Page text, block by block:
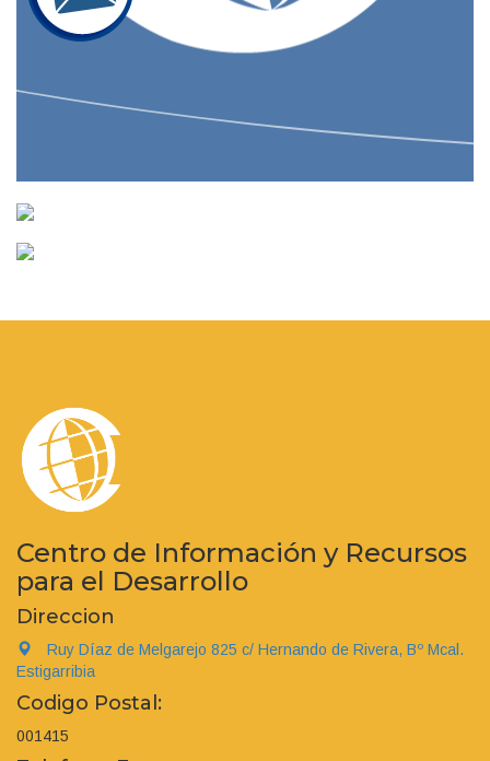
Centro de Información y Recursos
para el Desarrollo
Direccion
Ruy Díaz de Melgarejo 825 c/ Hernando de Rivera, Bº Mcal.
Estigarribia
Codigo Postal:
001415